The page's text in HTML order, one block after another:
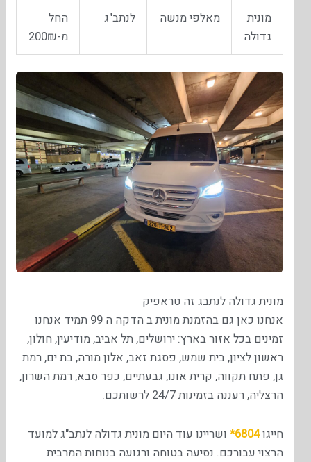
מונית
גדולה
מאלפי מנשה לנתב"ג
החל
מ-200₪
מונית גדולה לנתבג זה טראפיק
אנחנו כאן גם בהזמנת מונית ב הדקה ה 99 תמיד אנחנו
זמינים בכל אזור בארץ: ירושלים, תל אביב, מודיעין, חולון,
ראשון לציון, בית שמש, פסגת זאב, אלון מורה, בת ים, רמת
גן, פתח תקווה, קרית אונו, גבעתיים, כפר סבא, רמת השרון,
הרצליה, רעננה בזמינות 24/7 לרשותכם.
חייגו6804* ושריינו עוד היום מונית גדולה לנתב"ג למועד
הרצוי עבורכם. נסיעה בטוחה ורגועה בנוחות המרבית